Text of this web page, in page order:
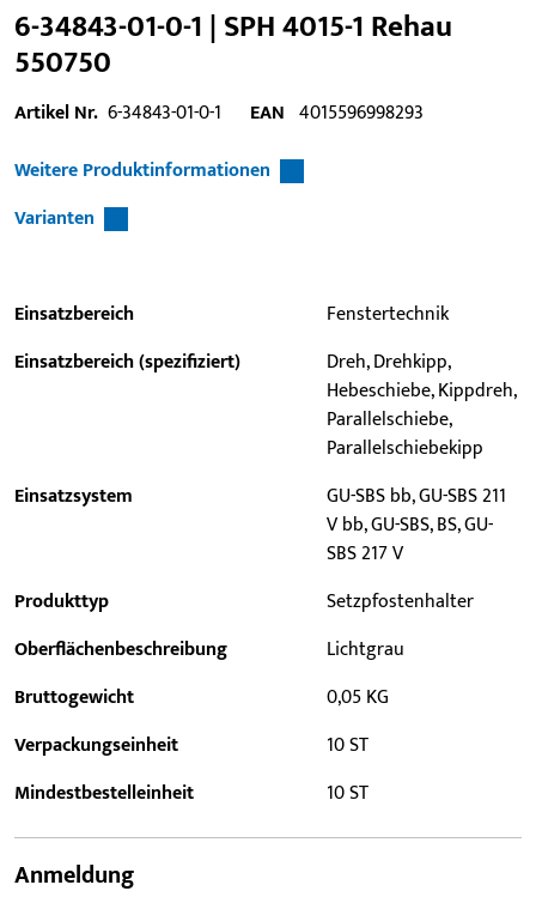
6-34843-01-0-1 | SPH 4015-1 Rehau
550750
Artikel Nr. 6-34843-01-0-1 EAN 4015596998293
Weitere Produktinformationen
Varianten
Einsatzbereich
Fenstertechnik
Einsatzbereich (spezifiziert)
Dreh, Drehkipp,
Hebeschiebe, Kippdreh,
Parallelschiebe,
Parallelschiebekipp
Einsatzsystem
GU-SBS bb, GU-SBS 211
V bb, GU-SBS, BS, GU-
SBS 217 V
Produkttyp
Setzpfostenhalter
Oberflächenbeschreibung
Lichtgrau
Bruttogewicht
0,05 KG
Verpackungseinheit
10 ST
Mindestbestelleinheit
10 ST
Anmeldung